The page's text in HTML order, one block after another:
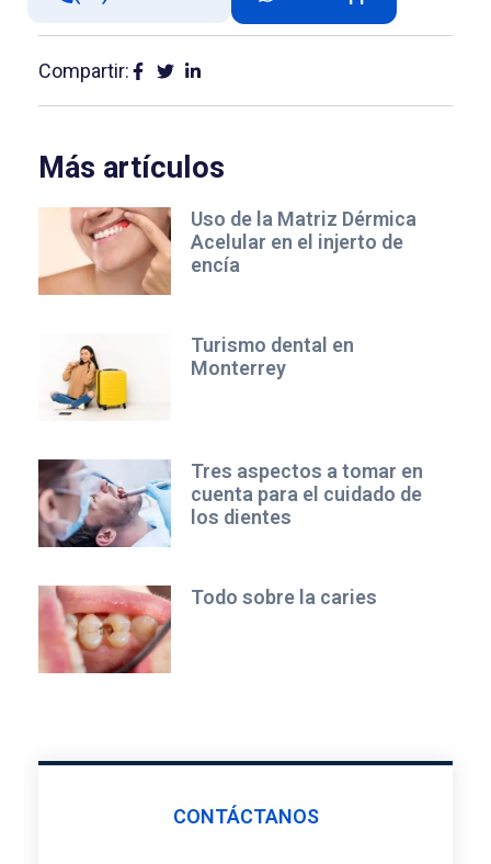
Compartir:
Más artículos
Uso de la Matriz Dérmica
Acelular en el injerto de
encía
Turismo dental en
Monterrey
Tres aspectos a tomar en
cuenta para el cuidado de
los dientes
Todo sobre la caries
CONTÁCTANOS